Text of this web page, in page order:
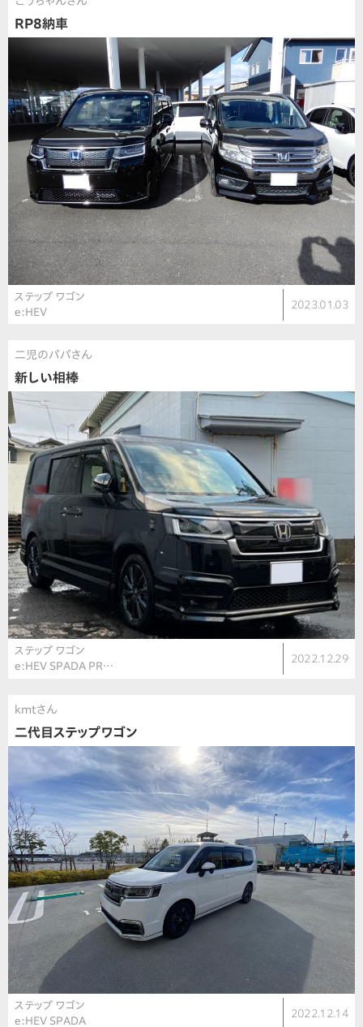
RP8納車
ステップ ワゴン
e:HEV
2023.01.03
二児のパパさん
新しい相棒
ステップ ワゴン
e:HEV SPADA PR…
2022.12.29
kmtさん
二代目ステップワゴン
ステップ ワゴン
e:HEV SPADA
2022.12.14